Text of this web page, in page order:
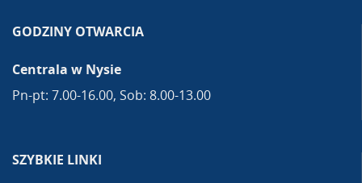
GODZINY OTWARCIA
Centrala w Nysie
Pn-pt: 7.00-16.00, Sob: 8.00-13.00
SZYBKIE LINKI